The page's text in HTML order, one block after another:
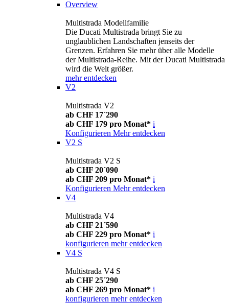
Overview
Multistrada Modellfamilie
Die Ducati Multistrada bringt Sie zu
unglaublichen Landschaften jenseits der
Grenzen. Erfahren Sie mehr über alle Modelle
der Multistrada-Reihe. Mit der Ducati Multistrada
wird die Welt größer.
mehr entdecken
V2
Multistrada V2
ab CHF 17´290
ab CHF 179 pro Monat* i
Konfigurieren Mehr entdecken
V2 S
Multistrada V2 S
ab CHF 20´090
ab CHF 209 pro Monat* i
Konfigurieren Mehr entdecken
V4
Multistrada V4
ab CHF 21´590
ab CHF 229 pro Monat* i
konfigurieren mehr entdecken
V4 S
Multistrada V4 S
ab CHF 25´290
ab CHF 269 pro Monat* i
konfigurieren mehr entdecken